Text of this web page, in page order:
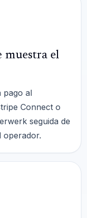
muestra el
pago al
Connect o
seguida de
operador.